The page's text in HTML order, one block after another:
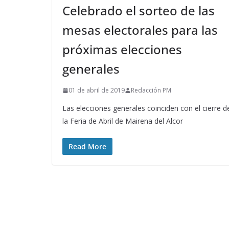
Celebrado el sorteo de las
mesas electorales para las
próximas elecciones
generales
01 de abril de 2019 Redacción PM
Las elecciones generales coinciden con el cierre
la Feria de Abril de Mairena del Alcor
Read More